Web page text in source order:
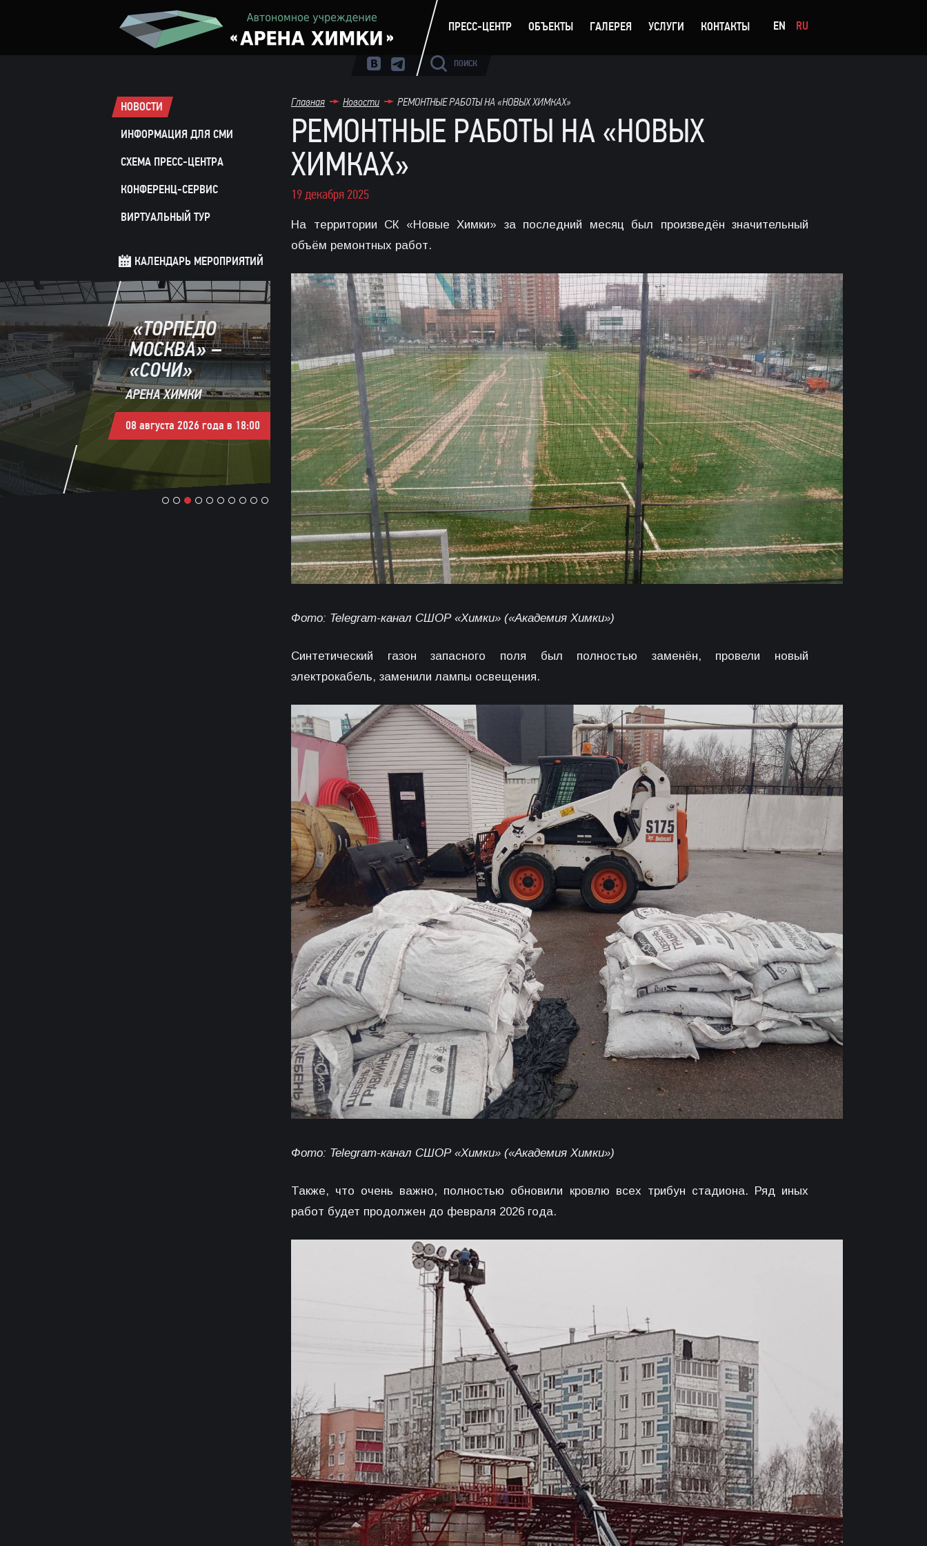
ПОИСК
ПРЕСС-ЦЕНТР ОБЪЕКТЫ ГАЛЕРЕЯ УСЛУГИ КОНТАКТЫ EN RU
НОВОСТИ
ИНФОРМАЦИЯ ДЛЯ СМИ
СХЕМА ПРЕСС-ЦЕНТРА
КОНФЕРЕНЦ-СЕРВИС
ВИРТУАЛЬНЫЙ ТУР
КАЛЕНДАРЬ МЕРОПРИЯТИЙ
«ТОРПЕДО
МОСКВА» –
«СОЧИ»
АРЕНА ХИМКИ
08 августа 2026 года в 18:00
«РОДИНА» –
«АКРОН»
АРЕНА ХИМКИ
15 августа 2026 года в 14:00
2 3 4 5 6 7 8 9 10
Главная Новости РЕМОНТНЫЕ РАБОТЫ НА «НОВЫХ ХИМКАХ»
РЕМОНТНЫЕ РАБОТЫ НА «НОВЫХ
ХИМКАХ»
19 декабря 2025
На территории СК «Новые Химки» за последний месяц был произведён значительный
объём ремонтных работ.
Фото: Telegram-канал СШОР «Химки» («Академия Химки»)
Синтетический газон запасного поля был полностью заменён, провели новый
электрокабель, заменили лампы освещения.
Фото: Telegram-канал СШОР «Химки» («Академия Химки»)
Также, что очень важно, полностью обновили кровлю всех трибун стадиона. Ряд иных
работ будет продолжен до февраля 2026 года.